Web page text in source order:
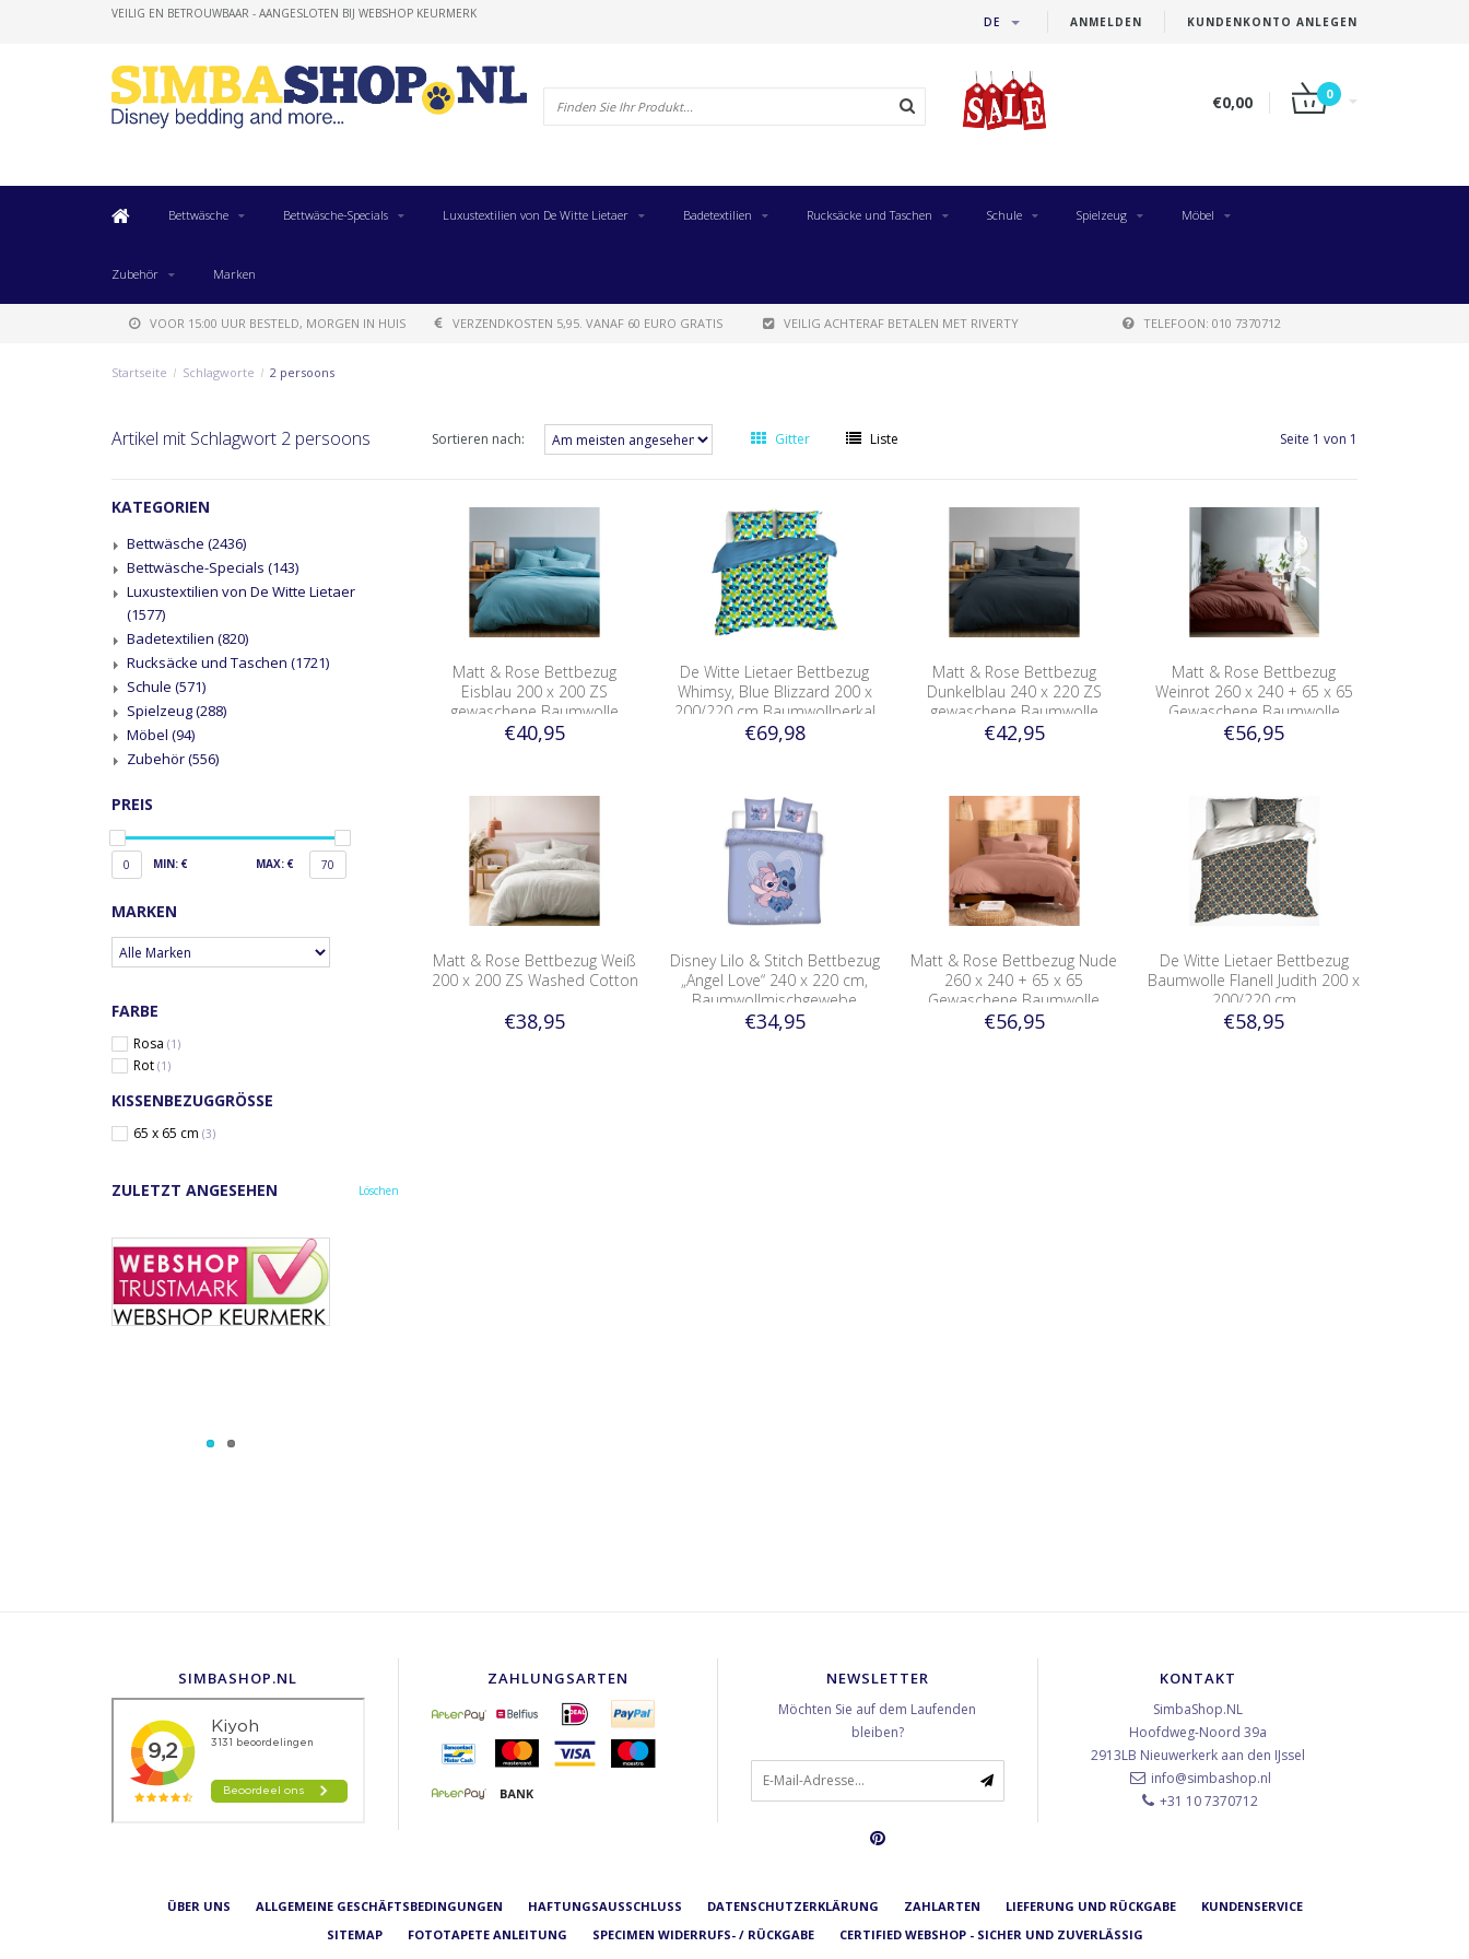
ANMELDEN KUNDENKONTO ANLEGEN
DE
VEILIG EN BETROUWBAAR - AANGESLOTEN BIJ WEBSHOP KEURMERK
€0,00 0
Bettwäsche Bettwäsche-Specials Luxustextilien von De Witte Lietaer Badetextilien Rucksäcke und Taschen Schule Spielzeug Möbel
Zubehör Marken
VOOR 15:00 UUR BESTELD, MORGEN IN HUIS VERZENDKOSTEN 5,95. VANAF 60 EURO GRATIS VEILIG ACHTERAF BETALEN MET RIVERTY TELEFOON: 010 7370712
Startseite / Schlagworte / 2 persoons
Artikel mit Schlagwort 2 persoons Sortieren nach: Gitter Liste Seite 1 von 1
KATEGORIEN
Bettwäsche (2436)
Bettwäsche-Specials (143)
Luxustextilien von De Witte Lietaer
(1577)
Badetextilien (820)
Rucksäcke und Taschen (1721)
Schule (571)
Spielzeug(288)
Möbel (94)
Zubehör(556)
PREIS
0 MIN: € MAX: € 70
MARKEN
FARBE
Rosa (1)
Rot (1)
KISSENBEZUGGRÖSSE
65 x 65 cm (3)
ZULETZT ANGESEHEN Löschen
Matt & Rose Bettbezug
Eisblau 200 x 200 ZS
gewaschene Baumwolle
€40,95
De Witte Lietaer Bettbezug
Whimsy, Blue Blizzard 200 x
200/220 cm Baumwollperkal
€69,98
Matt & Rose Bettbezug
Dunkelblau 240 x 220 ZS
gewaschene Baumwolle
€42,95
Matt & Rose Bettbezug
Weinrot 260 x 240 + 65 x 65
Gewaschene Baumwolle
€56,95
Matt & Rose Bettbezug Weiß
200 x 200 ZS Washed Cotton
€38,95
Disney Lilo & Stitch Bettbezug
„Angel Love“ 240 x 220 cm,
Baumwollmischgewebe
€34,95
Matt & Rose Bettbezug Nude
260 x 240 + 65 x 65
Gewaschene Baumwolle
€56,95
De Witte Lietaer Bettbezug
Baumwolle Flanell Judith 200 x
200/220 cm
€58,95
SIMBASHOP.NL ZAHLUNGSARTEN NEWSLETTER
Möchten Sie auf dem Laufenden
bleiben?
KONTAKT
SimbaShop.NL
Hoofdweg-Noord 39a
2913LB Nieuwerkerk aan den IJssel
info@simbashop.nl
+31 10 7370712
ÜBER UNS ALLGEMEINE GESCHÄFTSBEDINGUNGEN HAFTUNGSAUSSCHLUSS DATENSCHUTZERKLÄRUNG ZAHLARTEN LIEFERUNG UND RÜCKGABE
KUNDENSERVICE
SITEMAP
FOTOTAPETE ANLEITUNG SPECIMEN WIDERRUFS- / RÜCKGABE CERTIFIED WEBSHOP - SICHER UND ZUVERLÄSSIG